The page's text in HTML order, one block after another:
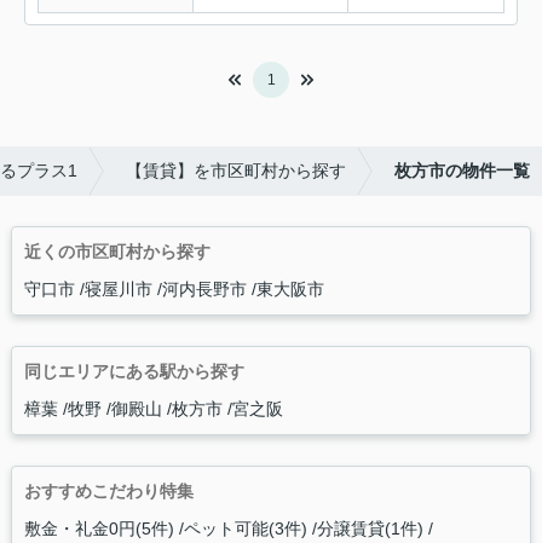
1
プラス1 【賃貸】を市区町村から探す 枚方市の物件一覧
近くの市区町村から探す
守口市 寝屋川市 河内長野市 東大阪市
同じエリアにある駅から探す
樟葉 牧野 御殿山 枚方市 宮之阪
おすすめこだわり特集
敷金・礼金0円(5件) ペット可能(3件) 分譲賃貸(1件)